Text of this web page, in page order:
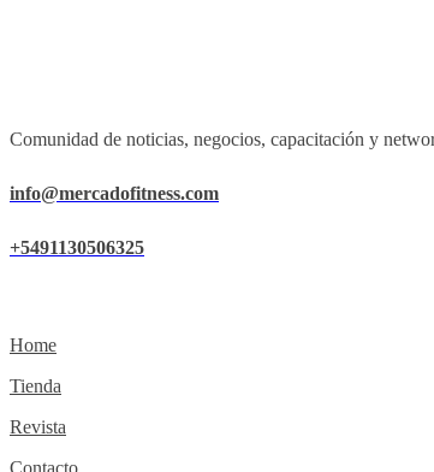
Comunidad de noticias, negocios, capacitación y
info@mercadofitness.com
+5491130506325
Home
Tienda
Revista
Contacto